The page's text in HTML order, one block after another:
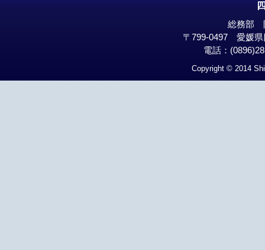
総務部
〒799-0497 愛媛県
電話：
Copyright © 2014